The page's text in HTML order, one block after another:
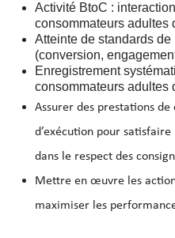
Activité BtoC :
consommateurs adultes
Atteinte de standards
(conversion,
Enregistrement
consommateurs adultes
Assurer des prestations
d’exécution pour
dans le respect des
Mettre en œuvre les
maximiser les